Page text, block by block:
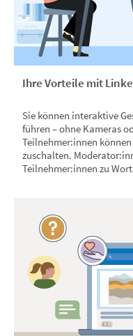
Ihre Vorteile mit
Sie können interaktive
führen – ohne Kameras
Teilnehmer:innen
zuschalten.
Teilnehmer:innen zu